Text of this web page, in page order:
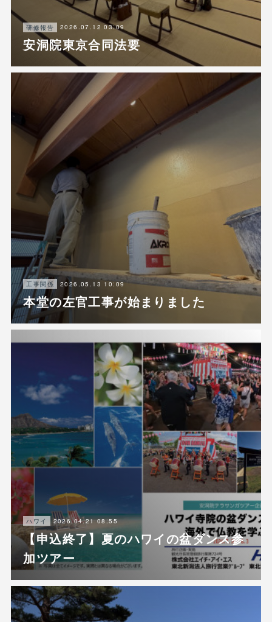
研修報告 2026.07.12 03:09
安洞院東京合同法要
工事関係 2026.05.13 10:09
本堂の左官工事が始まりました
ハワイ 2026.04.21 08:55
【申込終了】夏のハワイの盆ダンス参
加ツアー